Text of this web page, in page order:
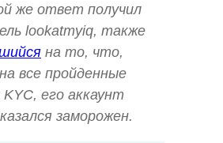
же ответ получил
lookatmyiq, также
на то, что,
все пройденные
его аккаунт
заморожен.